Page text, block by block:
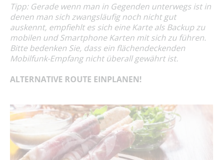
Tipp: Gerade wenn man in Gegenden unterwegs ist in
denen man sich zwangsläufig noch nicht gut
auskennt, empfiehlt es sich eine Karte als Backup zu
mobilen und Smartphone Karten mit sich zu führen.
Bitte bedenken Sie, dass ein flächendeckenden
Mobilfunk-Empfang nicht überall gewährt ist.
ALTERNATIVE ROUTE EINPLANEN!